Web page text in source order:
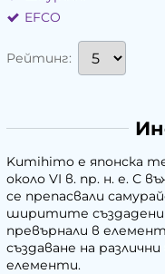
EFCO
Рейтинг:
Kumihimo е японска
около VI в. пр. н. е. С
се препасвали
ширитите
превърнали в
създаване на
елементи.